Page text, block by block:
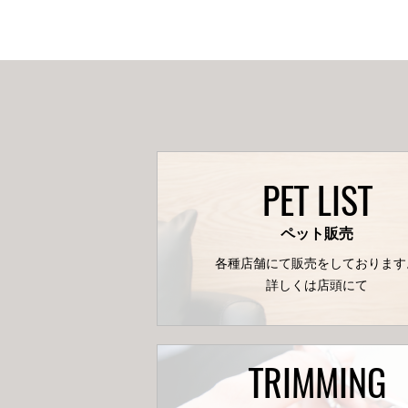
PET LIST
ペット販売
各種店舗にて販売をしておりま
詳しくは店頭にて
TRIMMING